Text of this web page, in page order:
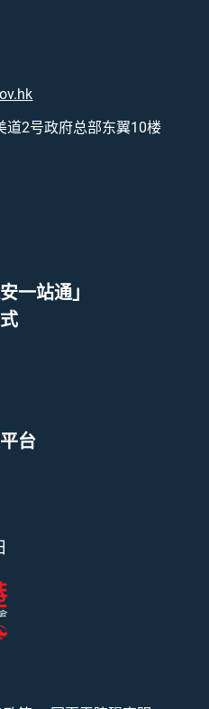
道2号政府总部东翼10楼
一站通」
台